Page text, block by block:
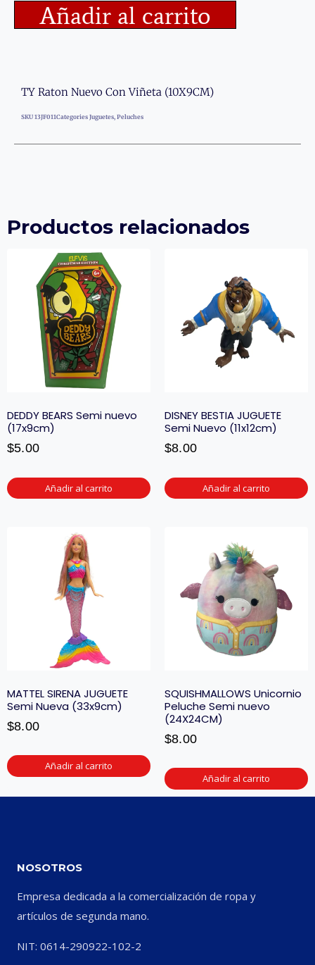
Añadir al carrito
TY Raton Nuevo Con Viñeta (10X9CM)
SKU 13JF011Categories Juguetes, Peluches
Productos relacionados
DEDDY BEARS Semi nuevo
(17x9cm)
$5.00
Añadir al carrito
DISNEY BESTIA JUGUETE
Semi Nuevo (11x12cm)
$8.00
Añadir al carrito
MATTEL SIRENA JUGUETE
Semi Nueva (33x9cm)
$8.00
Añadir al carrito
SQUISHMALLOWS Unicornio
Peluche Semi nuevo
(24X24CM)
$8.00
Añadir al carrito
NOSOTROS
Empresa dedicada a la comercialización de ropa y
artículos de segunda mano.
NIT: 0614-290922-102-2